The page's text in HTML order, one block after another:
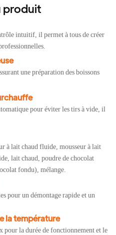
produit
intuitif, il permet à tous de créer
une préparation des boissons
pour éviter les tirs à vide, il
à lait chaud fluide, mousseur à lait
lait chaud, poudre de chocolat
fondu), mélange.
pour un démontage rapide et un
la température
pour la durée de fonctionnement et le